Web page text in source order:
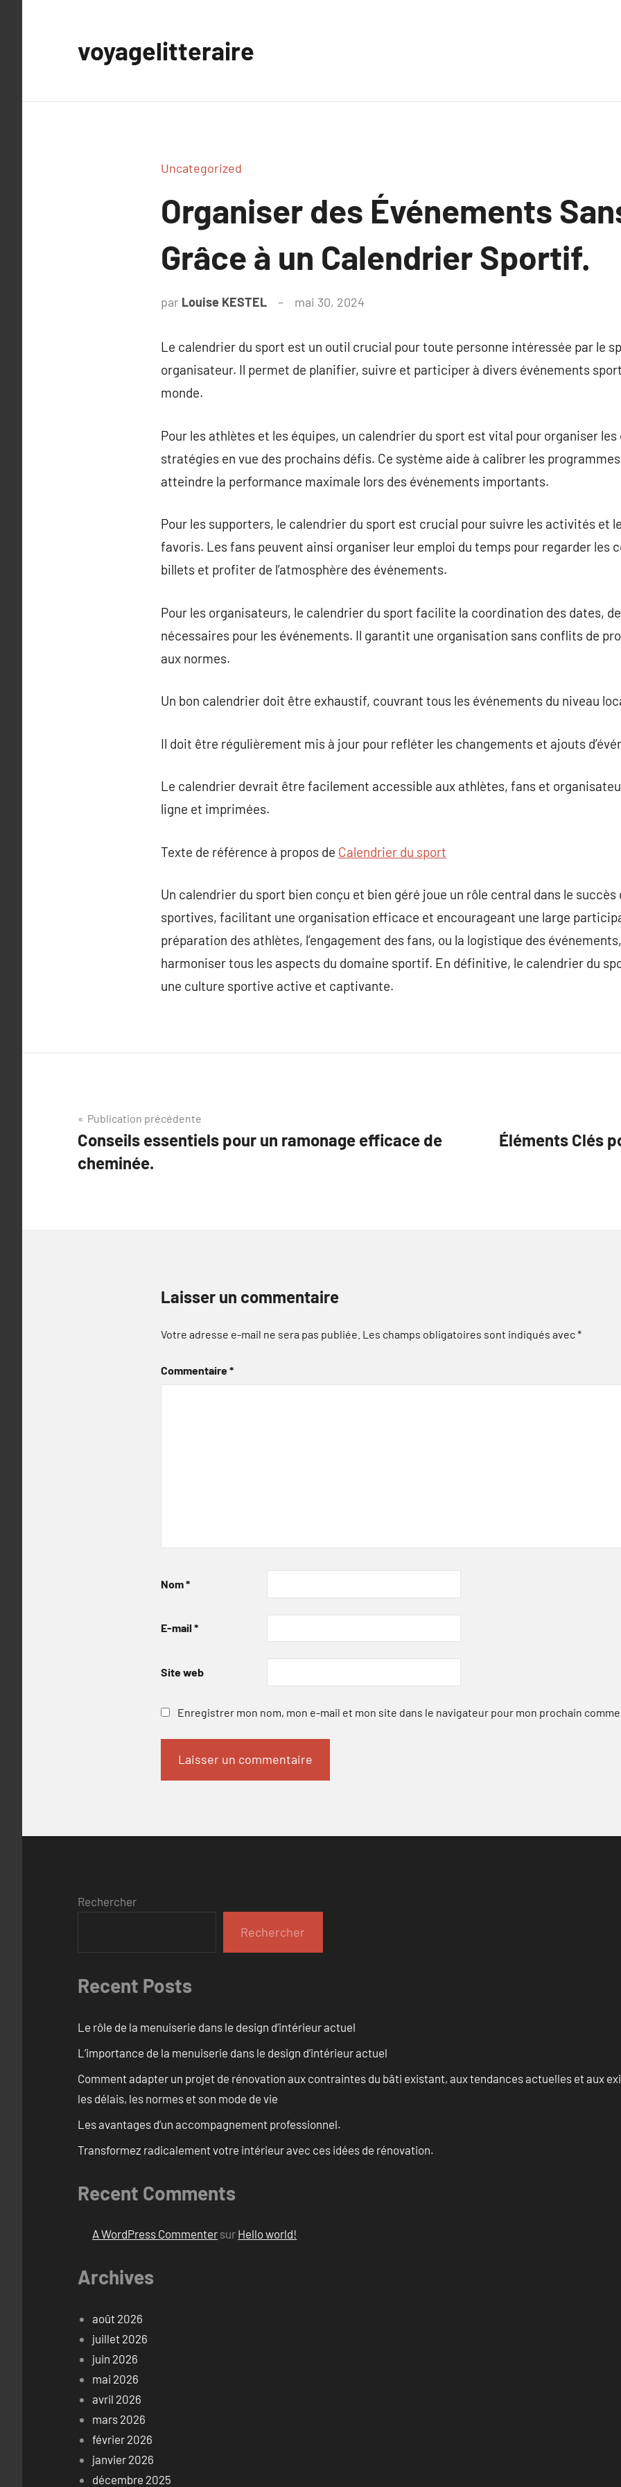
voyagelitteraire
Uncategorized
Organiser des Événements
Grâce à un Calendrier Sportif.
par Louise KESTEL mai 30, 2024
Le calendrier du sport est un outil crucial pour toute personne intéressée par le
organisateur. Il permet de planifier, suivre et participer à divers événements
monde.
Pour les athlètes et les équipes, un calendrier du sport est vital pour organiser
stratégies en vue des prochains défis. Ce système aide à calibrer les
atteindre la performance maximale lors des événements importants.
Pour les supporters, le calendrier du sport est crucial pour suivre les activités et
favoris. Les fans peuvent ainsi organiser leur emploi du temps pour regarder les
billets et profiter de l’atmosphère des événements.
Pour les organisateurs, le calendrier du sport facilite la coordination des dates,
nécessaires pour les événements. Il garantit une organisation sans conflits de
aux normes.
Un bon calendrier doit être exhaustif, couvrant tous les événements du niveau
Il doit être régulièrement mis à jour pour refléter les changements et ajouts
Le calendrier devrait être facilement accessible aux athlètes, fans et
ligne et imprimées.
Texte de référence à propos de Calendrier du sport
Un calendrier du sport bien conçu et bien géré joue un rôle central dans le
sportives, facilitant une organisation efficace et encourageant une large
préparation des athlètes, l’engagement des fans, ou la logistique des
harmoniser tous les aspects du domaine sportif. En définitive, le calendrier du
une culture sportive active et captivante.
Navigation
de
l’article
Publication précédente
Conseils essentiels pour un ramonage efficace de
cheminée.
Éléments Clés
Laisser un commentaire
Votre adresse e-mail ne sera pas publiée. Les champs obligatoires sont indiqués avec*
Commentaire*
Nom*
E-mail *
Site web
Enregistrer mon nom, mon e-mail et mon site dans le navigateur pour mon prochain
Rechercher
Rechercher
Recent Posts
Le rôle de la menuiserie dans le design d’intérieur actuel
L’importance de la menuiserie dans le design d’intérieur actuel
Comment adapter un projet de rénovation aux contraintes du bâti existant, aux tendances actuelles et aux
les délais, les normes et son mode de vie
Les avantages d’un accompagnement professionnel.
Transformez radicalement votre intérieur avec ces idées de rénovation.
Recent Comments
A WordPress Commenter sur Hello world!
Archives
août 2026
juillet 2026
juin 2026
mai 2026
avril 2026
mars 2026
février 2026
janvier 2026
décembre 2025